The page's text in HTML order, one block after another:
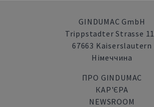
GINDUMAC GmbH
Trippstadter Strasse
67663 Kaiserslautern
Німеччина
ПРО GINDUMAC
КАР'ЄРА
NEWSROOM